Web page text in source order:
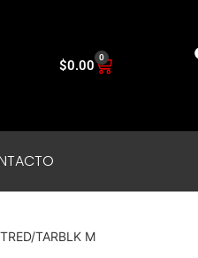
$0.00 0
TARBLK M